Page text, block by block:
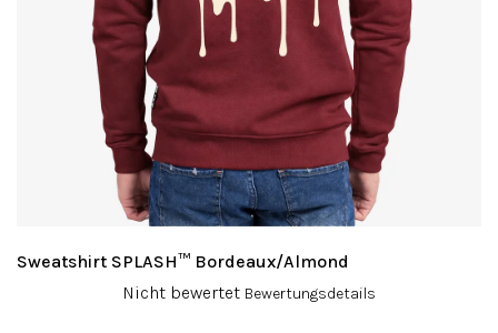
Sweatshirt SPLASH™ Bordeaux/Almond
Nicht bewertet Bewertungsdetails